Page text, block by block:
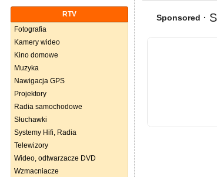
RTV
Fotografia
Kamery wideo
Kino domowe
Muzyka
Nawigacja GPS
Projektory
Radia samochodowe
Słuchawki
Systemy Hifi, Radia
Telewizory
Wideo, odtwarzacze DVD
Wzmacniacze